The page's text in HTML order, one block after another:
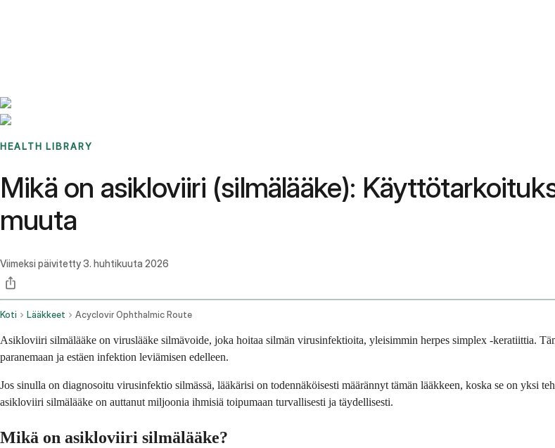
HEALTH LIBRARY
Mikä on asikloviiri (silmälääke):
muuta
Viimeksi päivitetty3. huhtikuuta 2026
Koti Lääkkeet Acyclovir Ophthalmic Route
Asikloviiri silmälääke on viruslääke silmävoide, joka hoitaa silmän virusinfektioita, yleisimmin herpes simplex -keratiittia.
paranemaan ja estäen infektion leviämisen edelleen.
Jos sinulla on diagnosoitu virusinfektio silmässä, lääkärisi on todennäköisesti määrännyt tämän lääkkeen, koska se on yksi
asikloviiri silmälääke on auttanut miljoonia ihmisiä toipumaan turvallisesti ja täydellisesti.
Mikä on asikloviiri silmälääke?